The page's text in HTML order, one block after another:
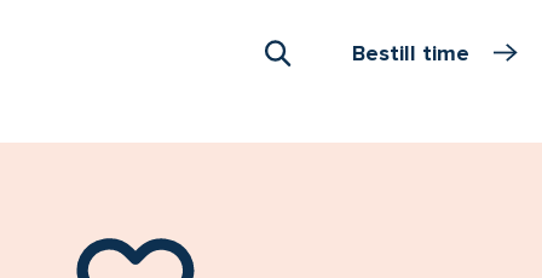
Bestill time